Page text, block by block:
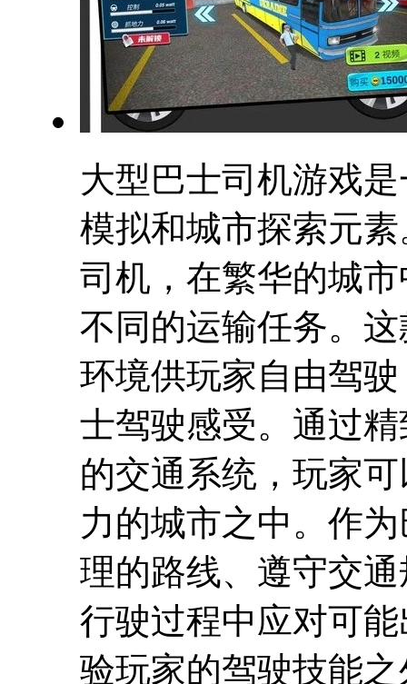
大型巴士司机游戏
模拟和城市探索元
司机，在繁华的城
不同的运输任务。
环境供玩家自由驾
士驾驶感受。通过
的交通系统，玩家
力的城市之中。作
理的路线、遵守交
行驶过程中应对可
验玩家的驾驶技能